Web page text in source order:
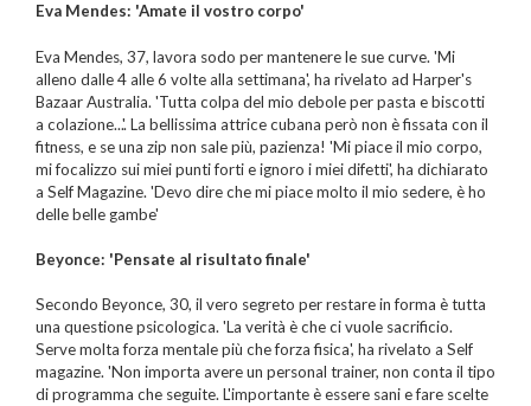
Eva Mendes: 'Amate il vostro corpo'
Eva Mendes, 37, lavora sodo per mantenere le sue curve. 'Mi
alleno dalle 4 alle 6 volte alla settimana', ha rivelato ad Harper's
Bazaar Australia. 'Tutta colpa del mio debole per pasta e biscotti
a colazione...'. La bellissima attrice cubana però non è fissata con il
fitness, e se una zip non sale più, pazienza! 'Mi piace il mio corpo,
mi focalizzo sui miei punti forti e ignoro i miei difetti', ha dichiarato
a Self Magazine. 'Devo dire che mi piace molto il mio sedere, è ho
delle belle gambe'
Beyonce: 'Pensate al risultato finale'
Secondo Beyonce, 30, il vero segreto per restare in forma è tutta
una questione psicologica. 'La verità è che ci vuole sacrificio.
Serve molta forza mentale più che forza fisica', ha rivelato a Self
magazine. 'Non importa avere un personal trainer, non conta il tipo
di programma che seguite. L'importante è essere sani e fare scelte